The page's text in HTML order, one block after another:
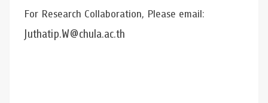
For Research Collaboration, Please email:
Juthatip.W@chula.ac.th